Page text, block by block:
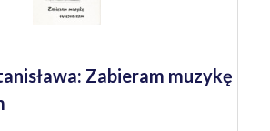
Zabieram muzykę